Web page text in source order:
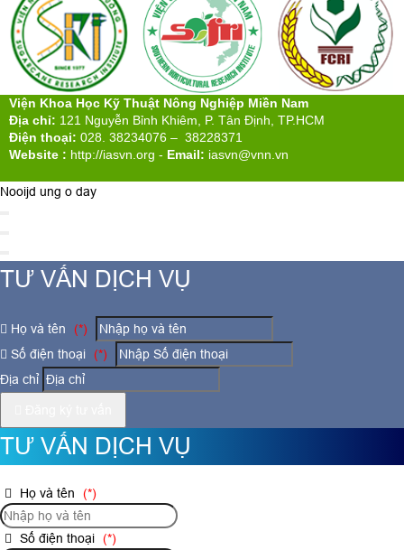
Viện Khoa Học Kỹ Thuật Nông Nghiệp Miền Nam
Địa chỉ: 121 Nguyễn Bỉnh Khiêm, P. Tân Định, TP.HCM
Điện thoại: 028. 38234076 – 38228371
Website : http://iasvn.org - Email: iasvn@vnn.vn
Nooijd ung o day
TƯ VẤN DỊCH VỤ
Họ và tên
(*)
Số điện thoại
(*)
Địa chỉ
TƯ VẤN DỊCH VỤ
Họ và tên (*)
Số điện thoại (*)